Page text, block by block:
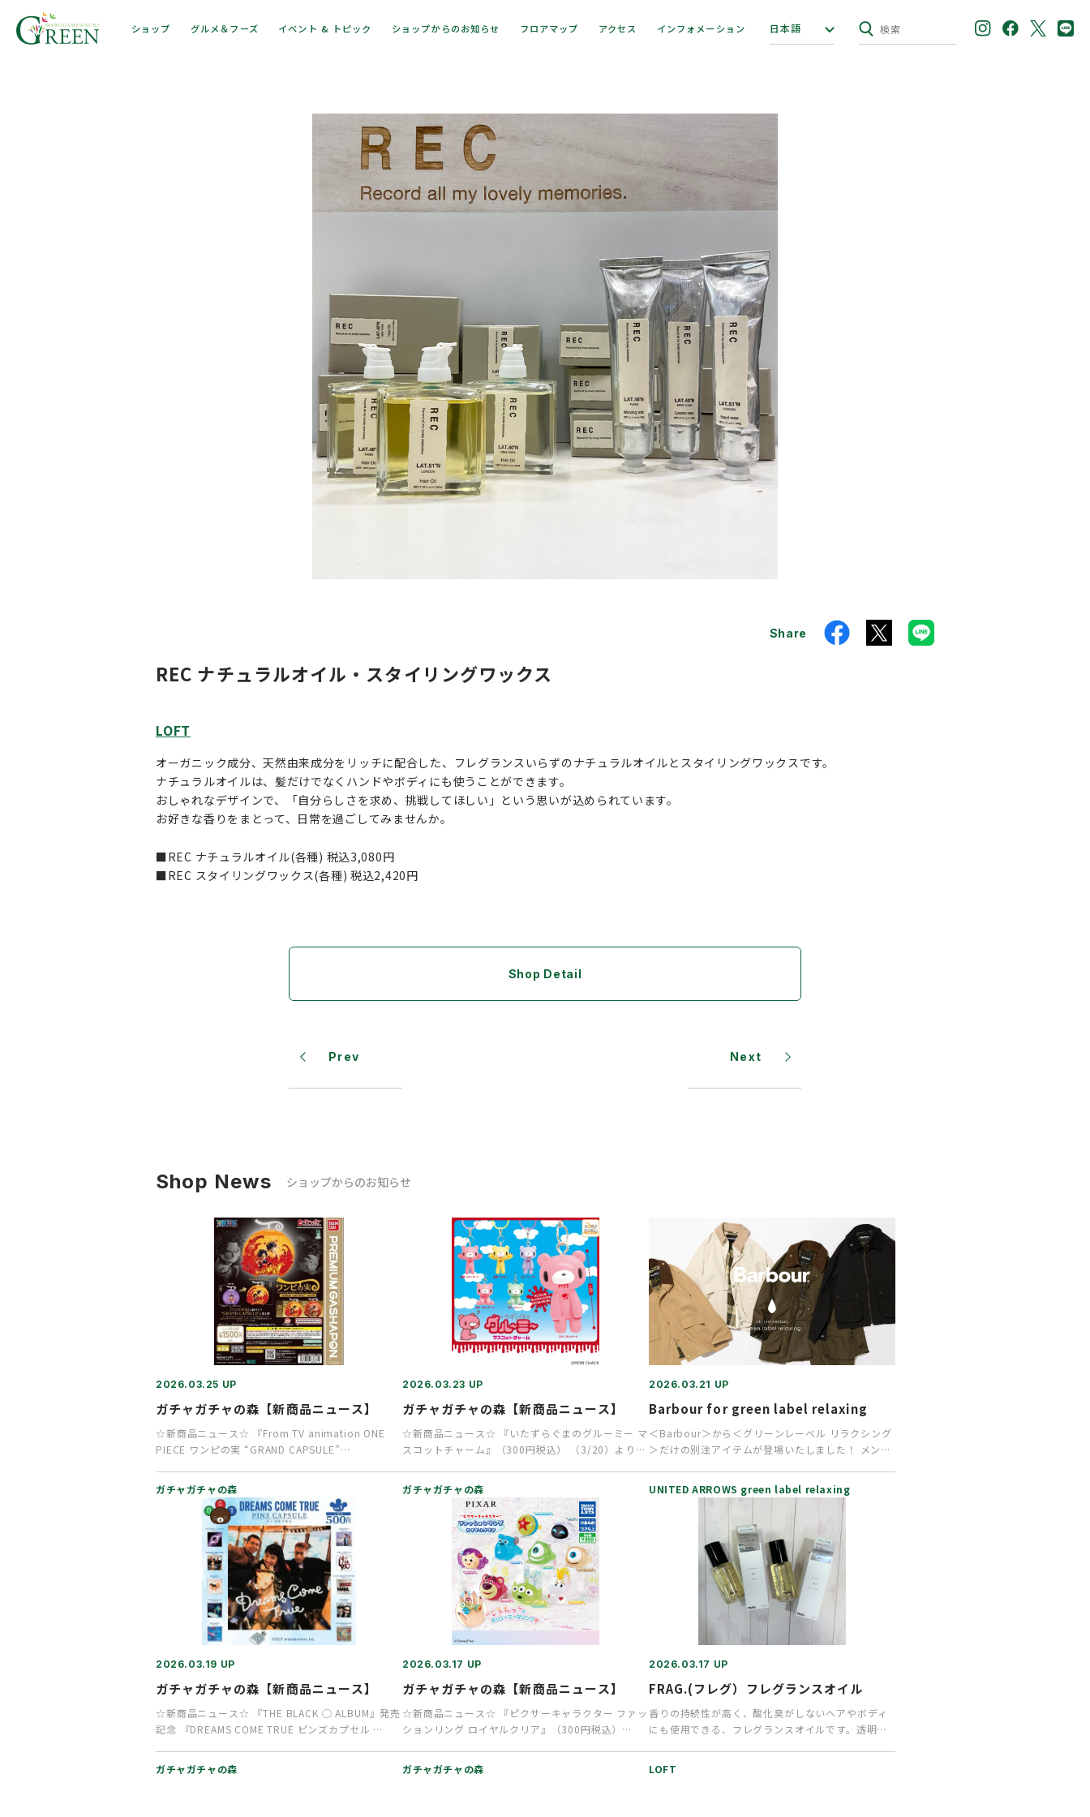
ショップ グルメ＆フーズ イベント & トピック ショップからのお知らせ フロアマップ アクセス インフォメーション 日本語
Share
REC ナチュラルオイル・スタイリングワックス
LOFT
オーガニック成分、天然由来成分をリッチに配合した、フレグランスいらずのナチュラルオイルとスタイリングワックスです。
ナチュラルオイルは、髪だけでなくハンドやボディにも使うことができます。
おしゃれなデザインで、「自分らしさを求め、挑戦してほしい」という思いが込められています。
お好きな香りをまとって、日常を過ごしてみませんか。
■REC ナチュラルオイル(各種) 税込3,080円
■REC スタイリングワックス(各種) 税込2,420円
Shop Detail
Prev Next
Shop News ショップからのお知らせ
2026.03.25 UP
ガチャガチャの森【新商品ニュース】
☆新商品ニュース☆ 『From TV animation ONE
PIECE ワンピの実 “GRAND CAPSULE”…
ガチャガチャの森
2026.03.23 UP
ガチャガチャの森【新商品ニュース】
☆新商品ニュース☆ 『いたずらぐまのグルーミー マ
スコットチャーム』（300円税込） （3/20）より順
ガチャガチャの森
2026.03.21 UP
Barbour for green label relaxing
＜Barbour＞から＜グリーンレーベル リラクシング
＞だけの別注アイテムが登場いたしました！ メンズ
UNITED ARROWS green label relaxing
2026.03.19 UP
ガチャガチャの森【新商品ニュース】
☆新商品ニュース☆ 『THE BLACK ◯ ALBUM』発売
記念 『DREAMS COME TRUE ピンズカプセル …
ガチャガチャの森
2026.03.17 UP
ガチャガチャの森【新商品ニュース】
☆新商品ニュース☆ 『ピクサーキャラクター ファッ
ションリング ロイヤルクリア』（300円税込）
ガチャガチャの森
2026.03.17 UP
FRAG.(フレグ）フレグランスオイル
香りの持続性が高く、酸化臭がしないヘアやボディ
にも使用できる、フレグランスオイルです。透明感
LOFT